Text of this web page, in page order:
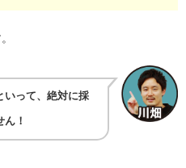
いって、絶対に採
！